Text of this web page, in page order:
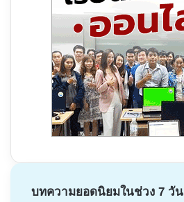
บทความยอดนิยมในช่วง 7 วัน